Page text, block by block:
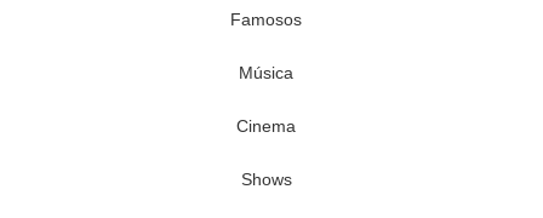
Famosos
Música
Cinema
Shows